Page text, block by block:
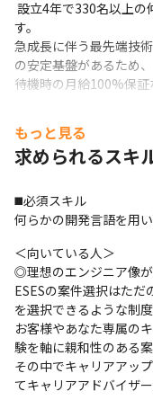
す。
急成長に伴う最先端技
の安定基盤があるため、
待機時の月給100%保証
年収を決めるのは「顧
還元率の高さに加え、
弊社では、SESにあり
専属のキャリアアドバ
話し、
今後のマーケットも踏
が可能です！
《案件例》
◎AIアプリ開発｜
◎LLMを用いたAIプロ
もっと見る
求められるスキ
◼️必須スキル
何らかの開発言語を用
＜向いている人＞
◎理想のエンジニア像
ESESの案件選択はた
を選択できるような制度
お客様やあなた専属の
験を軸に親和性のある案
その中でキャリアアッ
てキャリアアドバイザ